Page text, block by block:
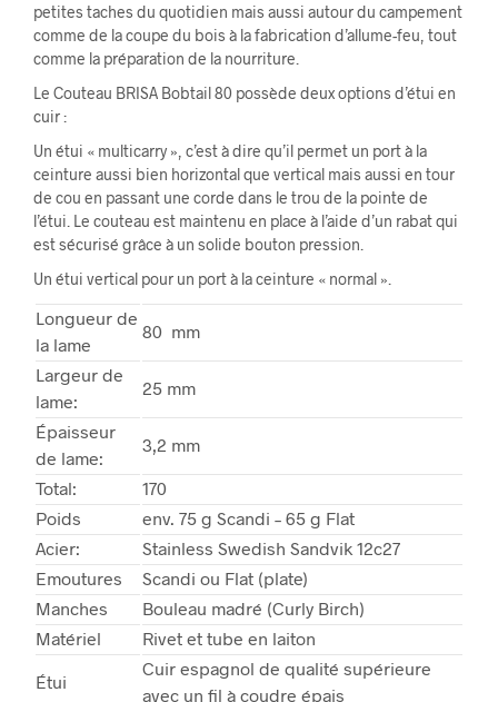
petites taches du quotidien mais aussi autour du campement
comme de la coupe du bois à la fabrication d’allume-feu, tout
comme la préparation de la nourriture.
Le Couteau BRISA Bobtail 80 possède deux options d’étui en
cuir :
Un étui « multicarry », c’est à dire qu’il permet un port à la
ceinture aussi bien horizontal que vertical mais aussi en tour
de cou en passant une corde dans le trou de la pointe de
l’étui. Le couteau est maintenu en place à l’aide d’un rabat qui
est sécurisé grâce à un solide bouton pression.
Un étui vertical pour un port à la ceinture « normal ».
Longueur de
la lame
80 mm
Largeur de
lame:
25 mm
Épaisseur
de lame:
3,2 mm
Total:
170
Poids
env. 75 g Scandi – 65 g Flat
Acier:
Stainless Swedish Sandvik 12c27
Emoutures
Scandi ou Flat (plate)
Manches
Bouleau madré (Curly Birch)
Matériel
Rivet et tube en laiton
Étui
Cuir espagnol de qualité supérieure
avec un fil à coudre épais